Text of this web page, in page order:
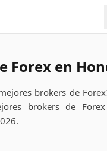
Forex en
brokers de
brokers de